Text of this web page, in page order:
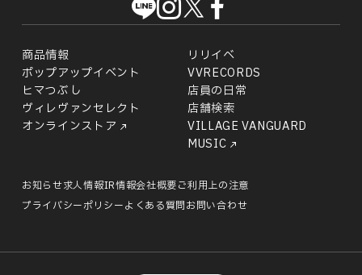
商品情報
リリイベ
ポップアップイベント
VVRECORDS
ヒマつぶし
店員の日常
ヴィレヴァンセレクト
店舗検索
オンラインストア
VILLAGE VANGUARD
MUSIC
お知らせ求人情報IR情報会社概要ご利用上の注意
プライバシーポリシーよくある質問お問い合わせ